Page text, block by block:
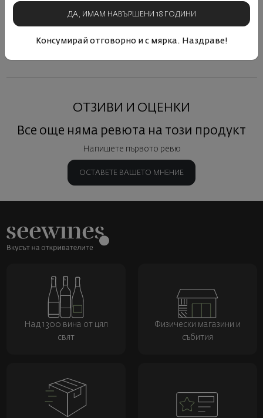
Виж подобни продукти Виж подобни продукти
ОТЗИВИ И ОЦЕНКИ
Все още няма ревюта на този продукт
Напишете първото ревю
ОСТАВЕТЕ ВАШЕТО МНЕНИЕ
ДА, ИМАМ НАВЪРШЕНИ 18 ГОДИНИ
Консумирай отговорно и с мярка. Наздраве!
Над 1300 вина от цял
свят
Физически магазини и
събития